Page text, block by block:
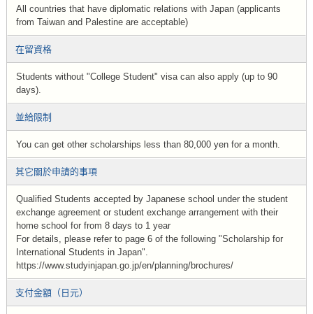
All countries that have diplomatic relations with Japan (applicants
from Taiwan and Palestine are acceptable)
在留資格
Students without "College Student" visa can also apply (up to 90
days).
並給限制
You can get other scholarships less than 80,000 yen for a month.
其它關於申請的事項
Qualified Students accepted by Japanese school under the student
exchange agreement or student exchange arrangement with their
home school for from 8 days to 1 year
For details, please refer to page 6 of the following "Scholarship for
International Students in Japan".
https://www.studyinjapan.go.jp/en/planning/brochures/
支付金額（日元）